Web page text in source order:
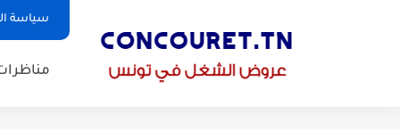
سياسة